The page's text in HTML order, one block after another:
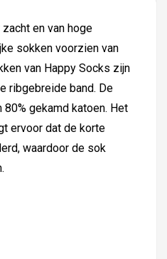
en van hoge
sokken voorzien van
van Happy Socks zijn
ribgebreide band. De
gekamd katoen. Het
ervoor dat de korte
waardoor de sok